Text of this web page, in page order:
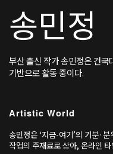
송민정
부산 출신 작가 송민정은 건
기반으로 활동 중이다.
Artistic World
송민정은 ‘지금-여기’의 기분·
작업의 주재료로 삼아, 온라인